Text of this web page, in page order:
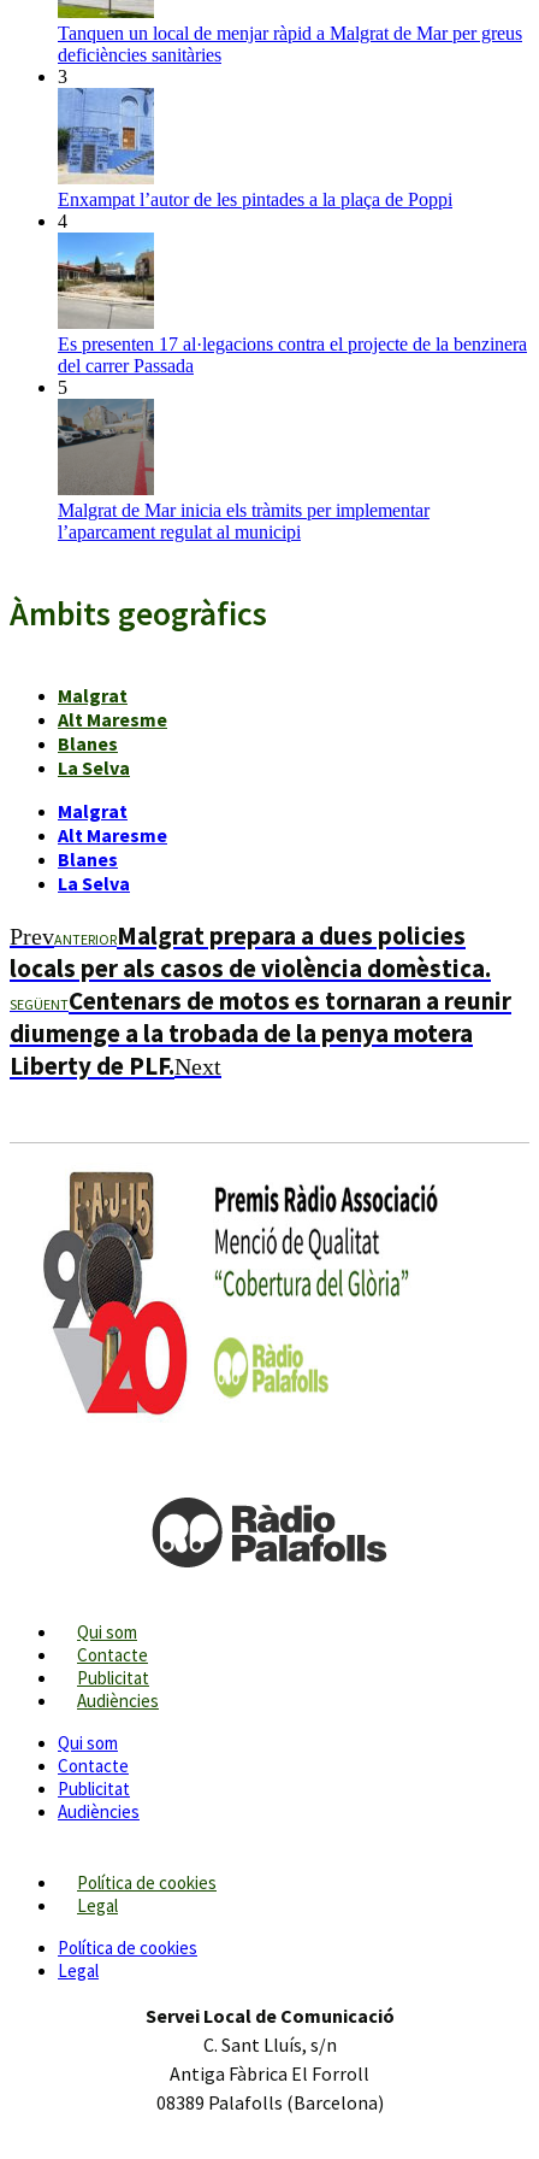
Tanquen un local de menjar ràpid a Malgrat de Mar per greus
deficiències sanitàries
3
Enxampat l’autor de les pintades a la plaça de Poppi
4
Es presenten 17 al·legacions contra el projecte de la benzinera
del carrer Passada
5
Malgrat de Mar inicia els tràmits per implementar
l’aparcament regulat al municipi
Àmbits geogràfics
Malgrat
Alt Maresme
Blanes
La Selva
Malgrat
Alt Maresme
Blanes
La Selva
PrevANTERIORMalgrat prepara a dues policies
locals per als casos de violència domèstica.
SEGÜENTCentenars de motos es tornaran a reunir
diumenge a la trobada de la penya motera
Liberty de PLF.Next
Qui som
Contacte
Publicitat
Audiències
Qui som
Contacte
Publicitat
Audiències
Política de cookies
Legal
Política de cookies
Legal
Servei Local de Comunicació
C. Sant Lluís, s/n
Antiga Fàbrica El Forroll
08389 Palafolls (Barcelona)